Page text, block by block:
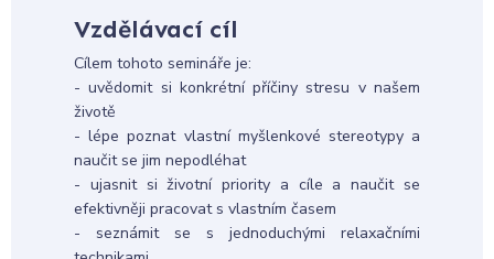
Vzdělávací cíl
Cílem tohoto semináře je:
- uvědomit si konkrétní příčiny stresu v našem
životě
- lépe poznat vlastní myšlenkové stereotypy a
naučit se jim nepodléhat
- ujasnit si životní priority a cíle a naučit se
efektivněji pracovat s vlastním časem
- seznámit se s jednoduchými relaxačními